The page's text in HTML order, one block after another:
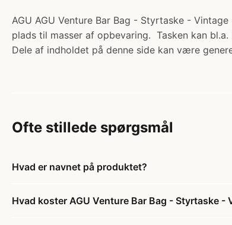
AGU AGU Venture Bar Bag - Styrtaske -
plads til masser af opbevaring. Tasken kan
Dele af indholdet på denne side kan være
Ofte stillede spørgsmål
Hvad er navnet på produktet?
Hvad koster AGU Venture Bar Bag - Styrtaske -